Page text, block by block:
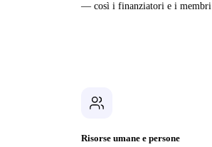
— così i finanziatori e i membri
Risorse umane e persone